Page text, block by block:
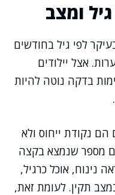
ומצב
לפי גיל בחודשים
אצל יילודים
בדקה נוטה להיות
הם נקודת ייחוס ולא
מספר שנמצא בקצה
נינוח, אוכל כרגיל,
תקין. לעומת זאת,